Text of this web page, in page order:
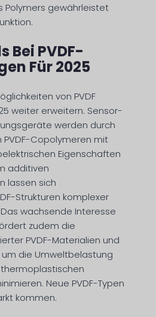
Polymers gewährleistet
Bei PVDF-
Für 2025
von PVDF
weiter erweitern. Sensor-
werden durch
PVDF-Copolymeren mit
Eigenschaften
additiven
lassen sich
Strukturen komplexer
wachsende Interesse
zudem die
PVDF-Materialien und
die Umweltbelastung
Neue PVDF-Typen
kommen.